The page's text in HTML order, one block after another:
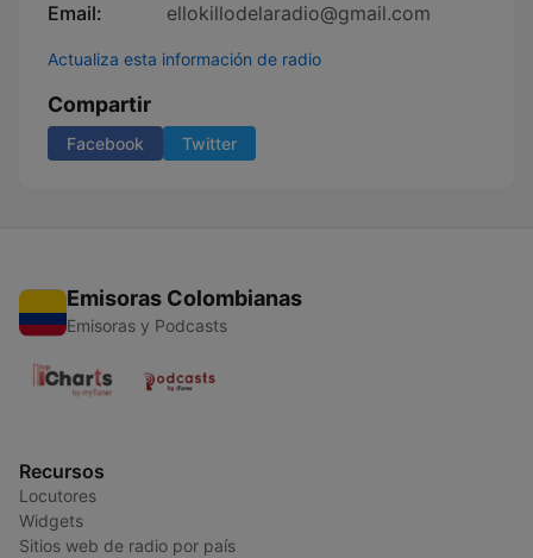
Email:
ellokillodelaradio@gmail.com
Actualiza esta información de radio
Compartir
Facebook Twitter
Emisoras Colombianas
Emisoras y Podcasts
Recursos
Locutores
Widgets
Sitios web de radio por país